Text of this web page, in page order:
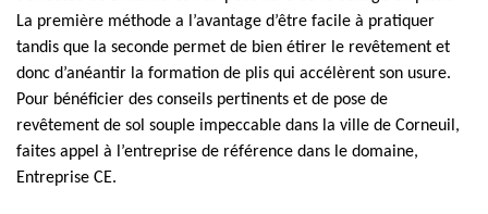
La première méthode a l’avantage d’être facile à pratiquer
tandis que la seconde permet de bien étirer le revêtement et
donc d’anéantir la formation de plis qui accélèrent son usure.
Pour bénéficier des conseils pertinents et de pose de
revêtement de sol souple impeccable dans la ville de Corneuil,
faites appel à l’entreprise de référence dans le domaine,
Entreprise CE.